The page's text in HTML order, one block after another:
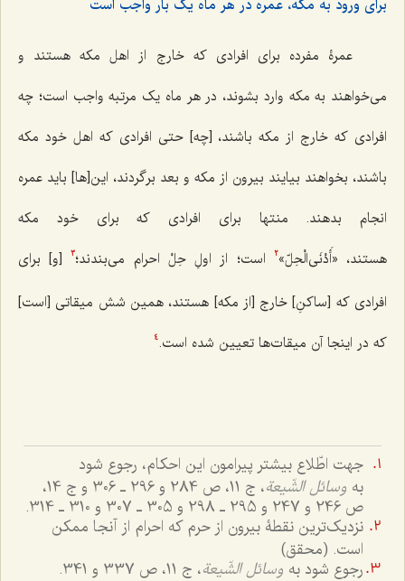
برای ورود به مکه، عمره در هر ماه یک بار واجب است
عمرۀ مفرده برای افرادی که خارج از اهل مکه هستند و
می‌خواهند به مکه وارد بشوند، در هر ماه یک مرتبه واجب است؛ چه
افرادی که خارج از مکه باشند، [چه] حتی افرادی که اهل خود مکه
باشند، بخواهند بیایند بیرون از مکه و بعد برگردند، این[ها] باید عمره
انجام بدهند. منتها برای افرادی که برای خود مکه
هستند، «أَدْنَی‌الْحِلّ»2 است؛ از اولِ حِلْ احرام می‌بندند؛3
[و] برای
افرادی که [ساکنِ] خارج [از مکه] هستند، همین شش میقاتی [است]
که در اینجا آن میقات‌ها تعیین شده است.4
جهت اطّلاع بیشتر پیرامون این احکام، رجوع شود
به وسائل الشّیعة
، ج 11، ص 284 و 296 ـ 306 و ج 14،
ص 246 و 247 و 295 ـ 298 و 305 ـ 307 و 310 ـ 314.
نزدیک‌ترین نقطۀ بیرون از حرم که احرام از آنجا ممکن
است. (محقق)
رجوع شود به وسائل الشّیعة، ج 11، ص 337 و 341.